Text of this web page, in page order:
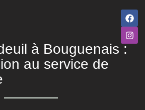
à Bouguenais :
au service de